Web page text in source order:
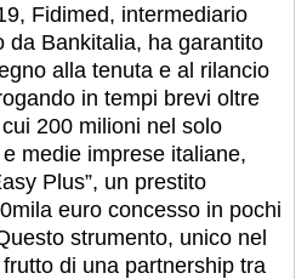
Fidimed, intermediario
da Bankitalia, ha garantito
alla tenuta e al rilancio
in tempi brevi oltre
200 milioni nel solo
medie imprese italiane,
Plus”, un prestito
euro concesso in pochi
strumento, unico nel
di una partnership tra